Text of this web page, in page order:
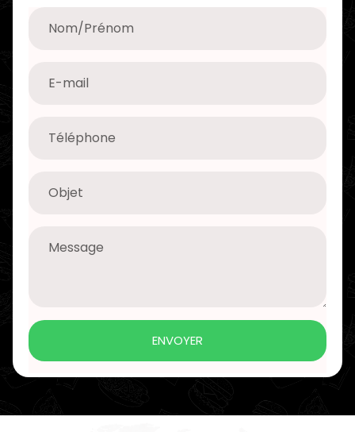
ENVOYER